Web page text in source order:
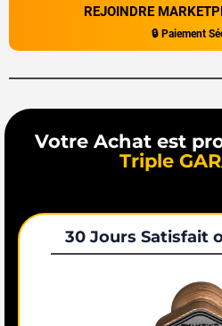
REJOINDRE
🔒 Paiement
Votre Achat est
Triple
30 Jours Satisfait